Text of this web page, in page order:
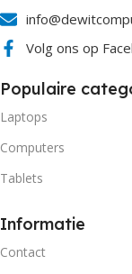
Volg ons op
Populaire
Laptops
Computers
Tablets
Informatie
Contact